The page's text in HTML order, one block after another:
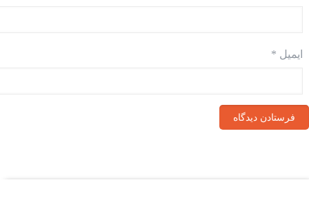
ایمیل *